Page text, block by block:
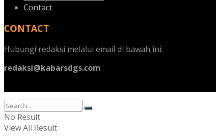
Contact
CONTACT
Hubungi redaksi melalui email di bawah ini:
redaksi@kabarsdgs.com
No Result
View All Result